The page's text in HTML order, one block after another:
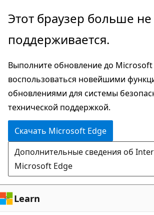
Пропустить
перейти
основному
содержимому
Этот браузер больше не
поддерживается.
Выполните обновление до
воспользоваться новейшими
обновлениями для системы
технической поддержкой.
Скачать Microsoft Edge
Дополнительные сведения об
Microsoft Edge
Learn